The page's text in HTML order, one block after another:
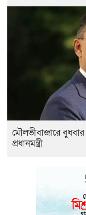
মৌলভীবাজারে
প্রধানমন্ত্রী